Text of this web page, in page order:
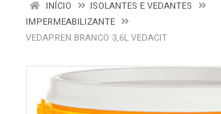
INÍCIO
ISOLANTES E VEDANTES
IMPERMEABILIZANTE
VEDAPREN BRANCO 3,6L VEDACIT